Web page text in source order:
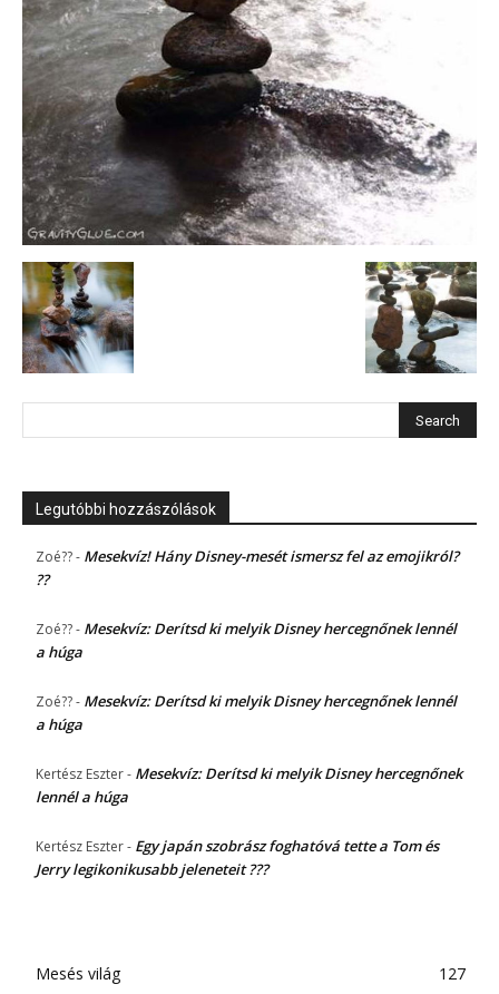
Legutóbbi hozzászólások
Zoé??- Mesekvíz! Hány Disney-mesét ismersz fel az emojikról?
??
Zoé??- Mesekvíz: Derítsd ki melyik Disney hercegnőnek lennél
a húga
Zoé??- Mesekvíz: Derítsd ki melyik Disney hercegnőnek lennél
a húga
Kertész Eszter- Mesekvíz: Derítsd ki melyik Disney hercegnőnek
lennél a húga
Kertész Eszter- Egy japán szobrász foghatóvá tette a Tom és
Jerry legikonikusabb jeleneteit ???
Mesés világ
127